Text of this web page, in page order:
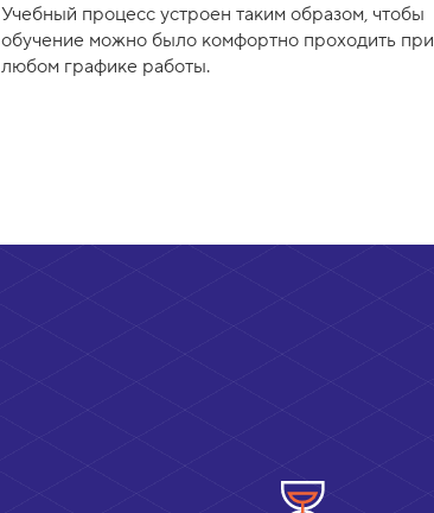
Учебный процесс устроен таким образом, чтобы
обучение можно было комфортно проходить при
любом графике работы.